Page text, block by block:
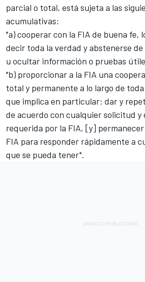
parcial o total, está sujeta a las
acumulativas:
"a) cooperar con la FIA de buena fe,
decir toda la verdad y abstenerse
u ocultar información o pruebas
"b) proporcionar a la FIA una
total y permanente a lo largo de
que implica en particular: dar y
de acuerdo con cualquier solicitud y
requerida por la FIA, [y]
FIA para responder rápidamente a
que se pueda tener".